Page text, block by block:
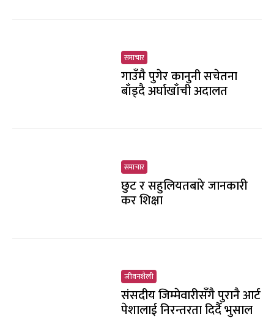
समाचार
गाउँमै पुगेर कानुनी सचेतना
बाँड्दै अर्घाखाँची अदालत
समाचार
छुट र सहुलियतबारे जानकारी
कर शिक्षा
जीवनशैली
संसदीय जिम्मेवारीसँगै पुरानै आर्ट
पेशालाई निरन्तरता दिदैँ भुसाल